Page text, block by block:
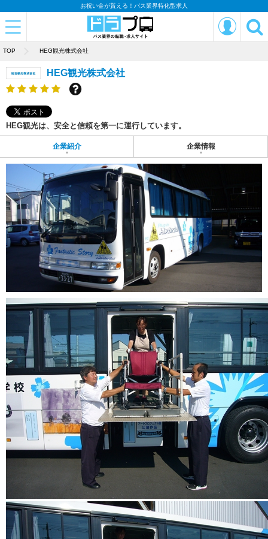
お祝い金が貰える！バス業界特化型求人
TOP HEG観光株式会社
HEG観光株式会社
HEG観光は、安全と信頼を第一に運行しています。
企業紹介 企業情報